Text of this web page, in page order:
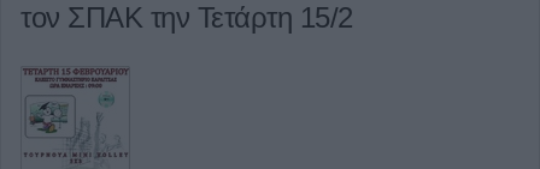
τον ΣΠΑΚ την Τετάρτη 15/2